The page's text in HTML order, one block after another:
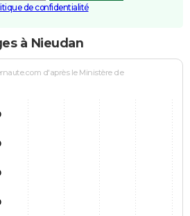
de confidentialité
à Nieudan
d'après le Ministère de